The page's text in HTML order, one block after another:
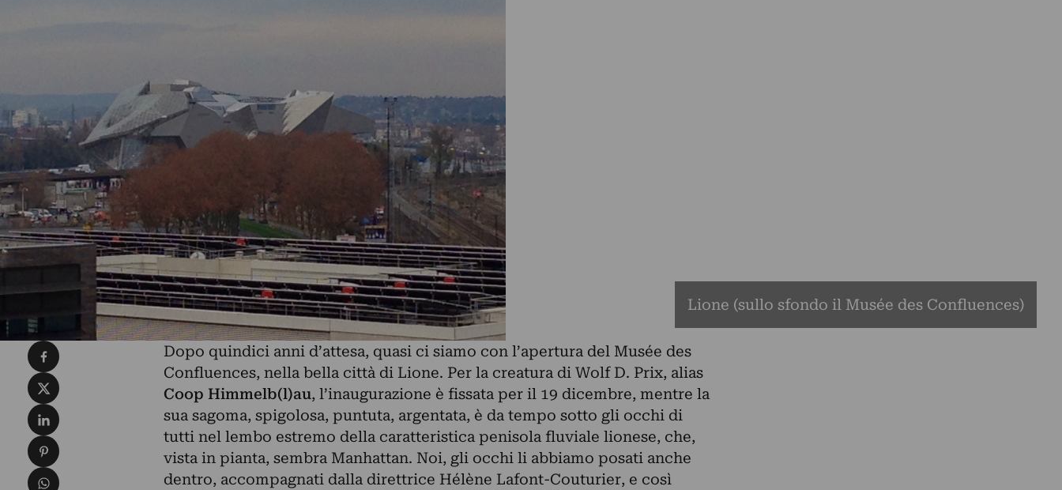
Lione (sullo sfondo il Musée des Confluences)
Dopo quindici anni d’attesa, quasi ci siamo con l’apertura del Musée des
Confluences, nella bella città di Lione. Per la creatura di Wolf D. Prix, alias
Coop Himmelb(l)au, l’inaugurazione è fissata per il 19 dicembre, mentre la
sua sagoma, spigolosa, puntuta, argentata, è da tempo sotto gli occhi di
tutti nel lembo estremo della caratteristica penisola fluviale lionese, che,
vista in pianta, sembra Manhattan. Noi, gli occhi li abbiamo posati anche
dentro, accompagnati dalla direttrice Hélène Lafont-Couturier, e così
Condividi su Facebook
Condividi su X
Condividi su LinkedIn
Condividi su Pinterest
Condividi su WhatsApp